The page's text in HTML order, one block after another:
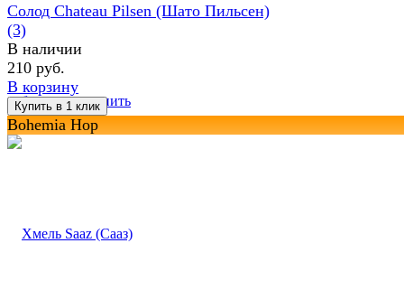
избранное сравнить
Солод Chateau Pilsen (Шато Пильсен)
(3)
В наличии
210 руб.
В корзину
Bohemia Hop